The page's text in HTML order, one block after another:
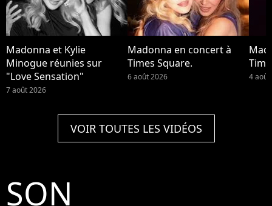
Madonna et Kylie
Minogue réunies sur
"Love Sensation"
7 août 2026
Madonna en concert à
Times Square.
6 août 2026 4 août
VOIR TOUTES LES VIDÉOS
SON